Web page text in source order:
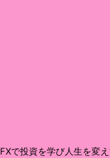
FXで投資を学び人生を変